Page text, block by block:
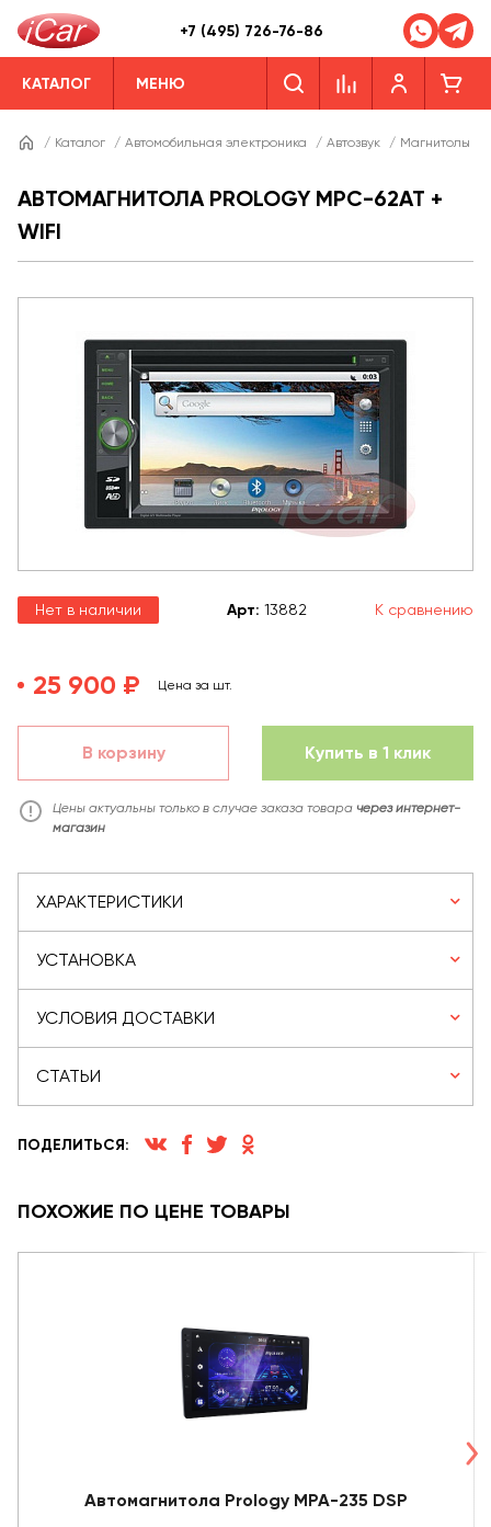
+7 (495) 726-76-86
КАТАЛОГ МЕНЮ
/ Каталог / Автомобильная электроника / Автозвук / Магнитолы
АВТОМАГНИТОЛА PROLOGY MPC-62AT +
WIFI
Нет в наличии Арт: 13882 К сравнению
25 900 ₽ Цена за шт.
В корзину Купить в 1 клик
Цены актуальны только в случае заказа товара через интернет-
магазин
ХАРАКТЕРИСТИКИ
УСТАНОВКА
УСЛОВИЯ ДОСТАВКИ
СТАТЬИ
ПОДЕЛИТЬСЯ:
ПОХОЖИЕ ПО ЦЕНЕ ТОВАРЫ
Автомагнитола Prology MPA-235 DSP